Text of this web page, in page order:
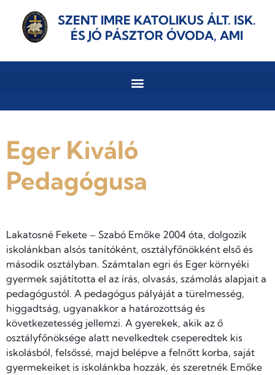
SZENT IMRE KATOLIKUS ÁLT. ISK.
ÉS JÓ PÁSZTOR ÓVODA, AMI
Eger Kiváló
Pedagógusa
Lakatosné Fekete – Szabó Emőke 2004 óta, dolgozik
iskolánkban alsós tanítóként, osztályfőnökként első és
második osztályban. Számtalan egri és Eger környéki
gyermek sajátította el az írás, olvasás, számolás alapjait a
pedagógustól. A pedagógus pályáját a türelmesség,
higgadtság, ugyanakkor a határozottság és
következetesség jellemzi. A gyerekek, akik az ő
osztályfőnöksége alatt nevelkedtek cseperedtek kis
iskolásból, felsőssé, majd belépve a felnőtt korba, saját
gyermekeiket is iskolánkba hozzák, és szeretnék Emőke